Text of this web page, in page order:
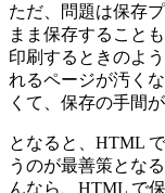
ただ、問題は保存
まま保存すること
印刷するときのよ
れるページが汚く
くて、保存の手間
となると、HTML
うのが最善策とな
んなら、HTML で